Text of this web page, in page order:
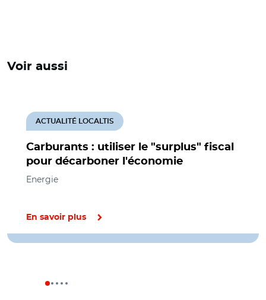
Voir aussi
Carburants : utiliser le "surplus" fiscal
pour décarboner l'économie
ACTUALITÉ LOCALTIS
Energie
En savoir plus